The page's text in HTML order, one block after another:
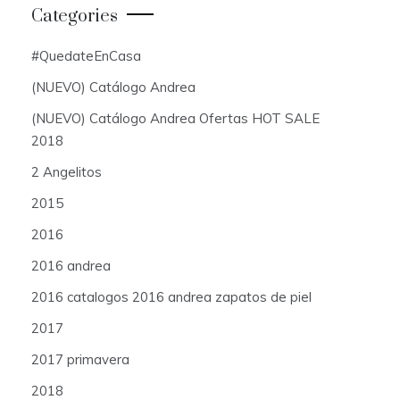
Categories
#QuedateEnCasa
(NUEVO) Catálogo Andrea
(NUEVO) Catálogo Andrea Ofertas HOT SALE
2018
2 Angelitos
2015
2016
2016 andrea
2016 catalogos 2016 andrea zapatos de piel
2017
2017 primavera
2018